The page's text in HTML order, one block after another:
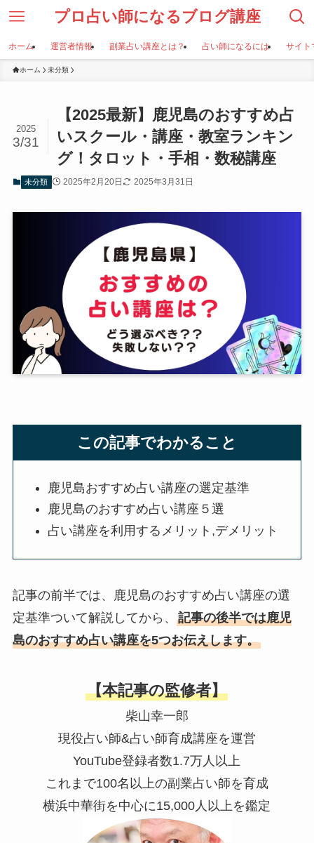
プロ占い師になるブログ講座
ホーム 運営者情報 副業占い講座とは？ 占い師になるには サイト
ホーム 未分類
【2025最新】鹿児島のおすすめ占
いスクール・講座・教室ランキン
グ！タロット・手相・数秘講座
2025
3/31
未分類 2025年2月20日 2025年3月31日
この記事でわかること
鹿児島おすすめ占い講座の選定基準
鹿児島のおすすめ占い講座５選
占い講座を利用するメリット,デメリット
記事の前半では、鹿児島のおすすめ占い講座の選
定基準ついて解説してから、 記事の後半では鹿児
島のおすすめ占い講座を5つお伝えします。
【本記事の監修者】
柴山幸一郎
現役占い師&占い師育成講座を運営
YouTube登録者数1.7万人以上
これまで100名以上の副業占い師を育成
横浜中華街を中心に15,000人以上を鑑定